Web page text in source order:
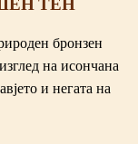
бронзен
на исончана
и негата на